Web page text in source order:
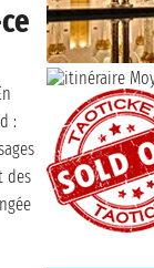
:
des